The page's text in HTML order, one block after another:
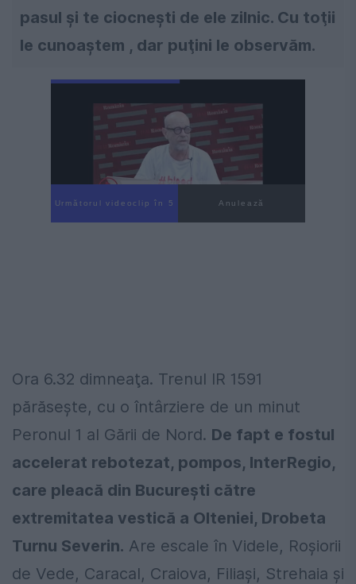
pasul și te ciocnești de ele zilnic. Cu toţii
le cunoaștem , dar puţini le observăm.
Următorul videoclip în 4 Anulează
Ora 6.32 dimneaţa. Trenul IR 1591
părăsește, cu o întârziere de un minut
Peronul 1 al Gării de Nord. De fapt e fostul
accelerat rebotezat, pompos, InterRegio,
care pleacă din București către
extremitatea vestică a Olteniei, Drobeta
Turnu Severin. Are escale în Videle, Roșiorii
de Vede, Caracal, Craiova, Filiași, Strehaia și